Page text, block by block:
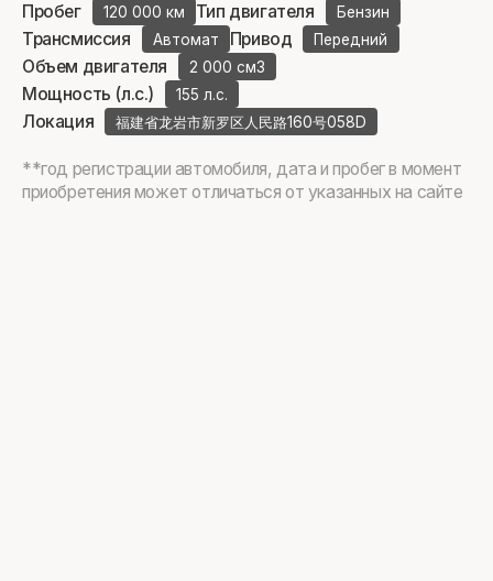
Пробег 120 000 км Тип двигателя Бензин
Трансмиссия Автомат Привод Передний
Объем двигателя 2 000 см3
Мощность (л.с.) 155 л.с.
Локация 福建省龙岩市新罗区人民路160号058D
**год регистрации автомобиля, дата и пробег в момент
приобретения может отличаться от указанных на сайте